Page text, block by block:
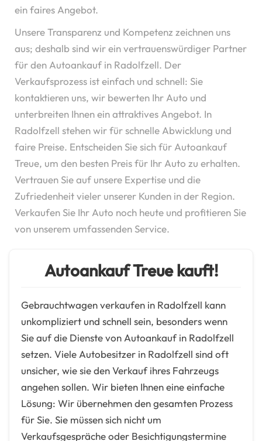
ein faires Angebot.
Unsere Transparenz und Kompetenz zeichnen uns
aus; deshalb sind wir ein vertrauenswürdiger Partner
für den Autoankauf in Radolfzell. Der
Verkaufsprozess ist einfach und schnell: Sie
kontaktieren uns, wir bewerten Ihr Auto und
unterbreiten Ihnen ein attraktives Angebot. In
Radolfzell stehen wir für schnelle Abwicklung und
faire Preise. Entscheiden Sie sich für Autoankauf
Treue, um den besten Preis für Ihr Auto zu erhalten.
Vertrauen Sie auf unsere Expertise und die
Zufriedenheit vieler unserer Kunden in der Region.
Verkaufen Sie Ihr Auto noch heute und profitieren Sie
von unserem umfassenden Service.
Autoankauf Treue kauft!
Gebrauchtwagen verkaufen in Radolfzell kann
unkompliziert und schnell sein, besonders wenn
Sie auf die Dienste von Autoankauf in Radolfzell
setzen. Viele Autobesitzer in Radolfzell sind oft
unsicher, wie sie den Verkauf ihres Fahrzeugs
angehen sollen. Wir bieten Ihnen eine einfache
Lösung: Wir übernehmen den gesamten Prozess
für Sie. Sie müssen sich nicht um
Verkaufsgespräche oder Besichtigungstermine